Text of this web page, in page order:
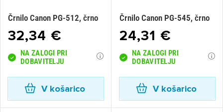
Črnilo Canon PG-512, črno
32,34 €
NA ZALOGI PRI
DOBAVITELJU
V košarico
Črnilo Canon PG-545, črno
24,31 €
NA ZALOGI PRI
DOBAVITELJU
V košarico